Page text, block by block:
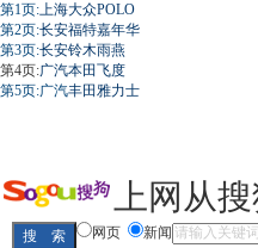
第1页:上海大众POLO
第2页:长安福特嘉年华
第3页:长安铃木雨燕
第4页:广汽本田飞度
第5页:广汽丰田雅力士
上网从
网页 新闻